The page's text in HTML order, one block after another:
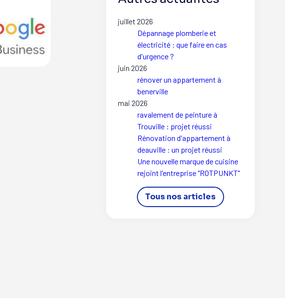
juillet 2026
Dépannage plomberie et
électricité : que faire en cas
d'urgence ?
juin 2026
rénover un appartement à
benerville
mai 2026
ravalement de peinture à
Trouville : projet réussi
Rénovation d'appartement à
deauville : un projet réussi
Une nouvelle marque de cuisine
rejoint l'entreprise "ROTPUNKT"
Tous nos articles